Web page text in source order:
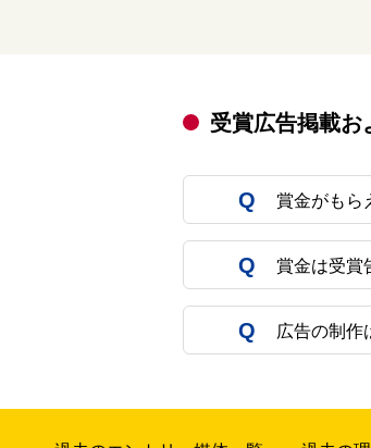
受賞広告掲載お
賞金がもら
賞金は受賞
広告の制作